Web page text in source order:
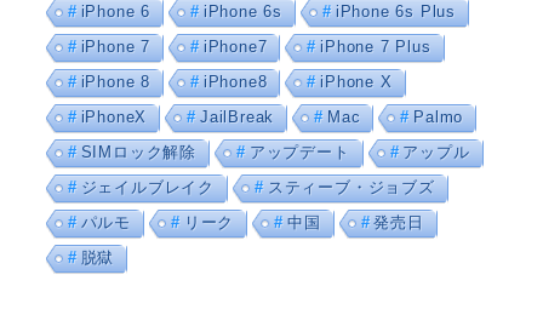
iPhone 6
iPhone 6s
iPhone 6s Plus
iPhone 7
iPhone7
iPhone 7 Plus
iPhone 8
iPhone8
iPhone X
iPhoneX
JailBreak Mac
Palmo
SIMロック解除
アップデート
アップル
ジェイルブレイク
スティーブ・ジョブズ
パルモ
リーク 中国
発売日
脱獄